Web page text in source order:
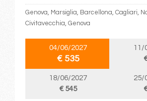
Genova, Marsiglia, Barcellona, Cagliari,
Civitavecchia, Genova
04/06/2027
€ 535
11/
18/06/2027
€ 545
25/